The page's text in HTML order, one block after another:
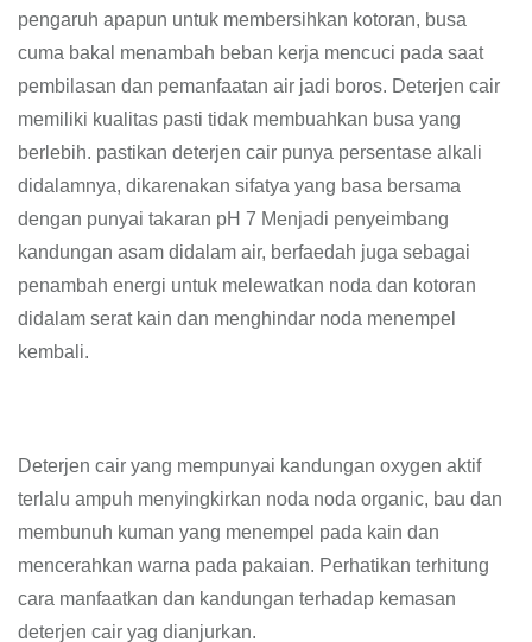
pengaruh apapun untuk membersihkan kotoran, busa
cuma bakal menambah beban kerja mencuci pada saat
pembilasan dan pemanfaatan air jadi boros. Deterjen cair
memiliki kualitas pasti tidak membuahkan busa yang
berlebih. pastikan deterjen cair punya persentase alkali
didalamnya, dikarenakan sifatya yang basa bersama
dengan punyai takaran pH 7 Menjadi penyeimbang
kandungan asam didalam air, berfaedah juga sebagai
penambah energi untuk melewatkan noda dan kotoran
didalam serat kain dan menghindar noda menempel
kembali.
Deterjen cair yang mempunyai kandungan oxygen aktif
terlalu ampuh menyingkirkan noda noda organic, bau dan
membunuh kuman yang menempel pada kain dan
mencerahkan warna pada pakaian. Perhatikan terhitung
cara manfaatkan dan kandungan terhadap kemasan
deterjen cair yag dianjurkan.